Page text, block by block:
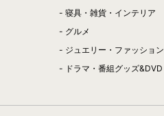
寝具・雑貨・インテリア
グルメ
ジュエリー・ファッション
ドラマ・番組グッズ&DVD